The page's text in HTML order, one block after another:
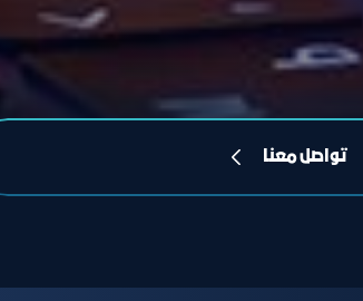
تواصل معنا